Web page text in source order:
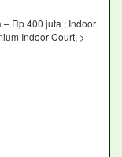
Rp 400 juta ; Indoor
Indoor Court, >